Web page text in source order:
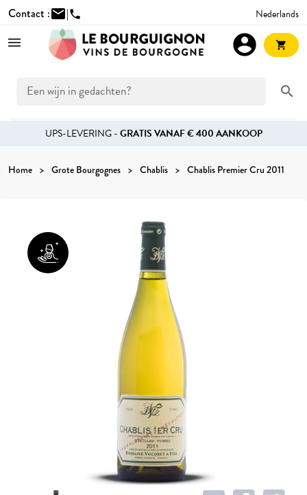
Contact :mail|phone Nederlands
search
account_circle shopping_cart
UPS-LEVERING -GRATIS VANAF € 400 AANKOOP
Home Grote Bourgognes Chablis Chablis Premier Cru 2011